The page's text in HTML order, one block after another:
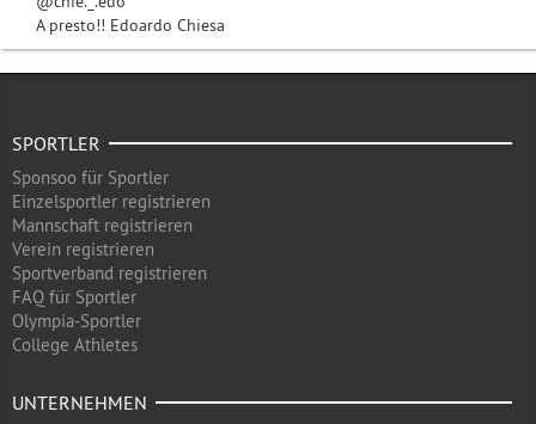
A presto!! Edoardo Chiesa
SPORTLER
Sponsoo für Sportler
Einzelsportler registrieren
Mannschaft registrieren
Verein registrieren
Sportverband registrieren
FAQ für Sportler
Olympia-Sportler
College Athletes
UNTERNEHMEN